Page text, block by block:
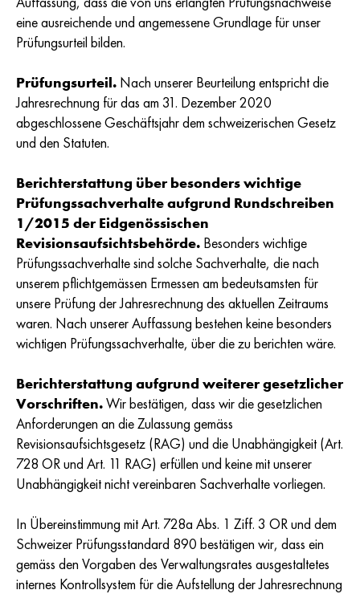
eine ausreichende und angemessene Grundlage für unser
Prüfungsurteil bilden.
Prüfungsurteil. Nach unserer Beurteilung entspricht die
Jahresrechnung für das am 31. Dezember 2020
abgeschlossene Geschäftsjahr dem schweizerischen Gesetz
und den Statuten.
Berichterstattung über besonders wichtige
Prüfungssachverhalte aufgrund Rundschreiben
1/2015 der Eidgenössischen
Revisionsaufsichtsbehörde. Besonders wichtige
Prüfungssachverhalte sind solche Sachverhalte, die nach
unserem pflichtgemässen Ermessen am bedeutsamsten für
unsere Prüfung der Jahresrechnung des aktuellen Zeitraums
waren. Nach unserer Auffassung bestehen keine besonders
wichtigen Prüfungssachverhalte, über die zu berichten wäre.
Berichterstattung aufgrund weiterer gesetzlicher
Vorschriften.Wir bestätigen, dass wir die gesetzlichen
Anforderungen an die Zulassung gemäss
Revisionsaufsichtsgesetz (RAG) und die Unabhängigkeit (Art.
728 OR und Art. 11 RAG) erfüllen und keine mit unserer
Unabhängigkeit nicht vereinbaren Sachverhalte vorliegen.
In Übereinstimmung mit Art. 728a Abs. 1 Ziff. 3 OR und dem
Schweizer Prüfungsstandard 890 bestätigen wir, dass ein
gemäss den Vorgaben des Verwaltungsrates ausgestaltetes
internes Kontrollsystem für die Aufstellung der Jahresrechnung